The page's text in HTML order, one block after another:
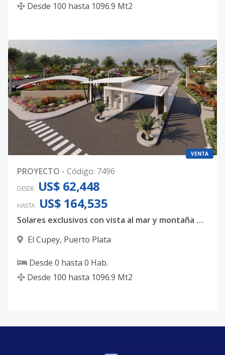
Desde 100 hasta 1096.9 Mt2
VENTA
PROYECTO - Código: 7496
DESDE US$ 62,448
HASTA US$ 164,535
Solares exclusivos con vista al mar y montaña en zona de alta plusvalía
El Cupey, Puerto Plata
Desde 0 hasta 0 Hab.
Desde 100 hasta 1096.9 Mt2